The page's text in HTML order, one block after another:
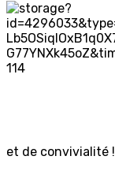
et de convivialité !